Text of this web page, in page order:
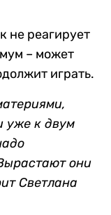
не реагирует
– может
играть.
уже к двум
они
Светлана